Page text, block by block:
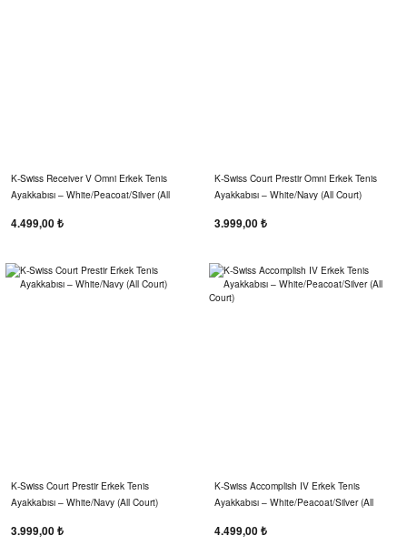
K‑Swiss Receiver V Omni Erkek Tenis
Ayakkabısı – White/Peacoat/Silver (All
4.499,00 ₺
K‑Swiss Court Prestir Omni Erkek Tenis
Ayakkabısı – White/Navy (All Court)
3.999,00 ₺
K‑Swiss Court Prestir Erkek Tenis
Ayakkabısı – White/Navy (All Court)
3.999,00 ₺
K-Swiss Accomplish IV Erkek Tenis
Ayakkabısı – White/Peacoat/Silver (All
4.499,00 ₺